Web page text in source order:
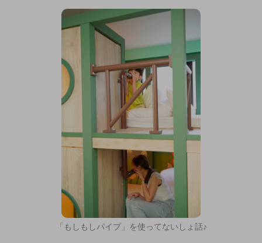
「もしもしパイプ」を使ってないしょ話♪